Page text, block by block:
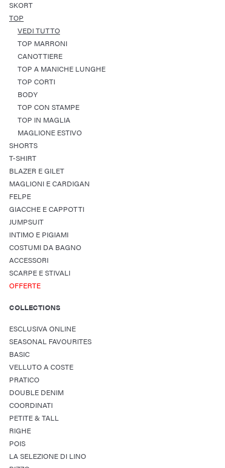
SKORT
TOP
VEDI TUTTO
TOP MARRONI
CANOTTIERE
TOP A MANICHE LUNGHE
TOP CORTI
BODY
TOP CON STAMPE
TOP IN MAGLIA
MAGLIONE ESTIVO
SHORTS
T-SHIRT
BLAZER E GILET
MAGLIONI E CARDIGAN
FELPE
GIACCHE E CAPPOTTI
JUMPSUIT
INTIMO E PIGIAMI
COSTUMI DA BAGNO
ACCESSORI
SCARPE E STIVALI
OFFERTE
COLLECTIONS
ESCLUSIVA ONLINE
SEASONAL FAVOURITES
BASIC
VELLUTO A COSTE
PRATICO
DOUBLE DENIM
COORDINATI
PETITE & TALL
RIGHE
POIS
LA SELEZIONE DI LINO